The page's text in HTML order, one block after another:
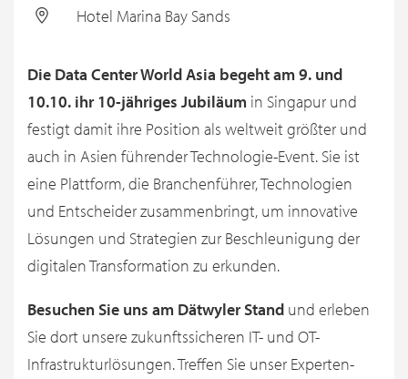
Hotel Marina Bay Sands
Die Data Center World Asia begeht am 9. und
10.10. ihr 10-jähriges Jubiläum in Singapur und
festigt damit ihre Position als weltweit größter und
auch in Asien führender Technologie-Event. Sie ist
eine Plattform, die Branchenführer, Technologien
und Entscheider zusammenbringt, um innovative
Lösungen und Strategien zur Beschleunigung der
digitalen Transformation zu erkunden.
Besuchen Sie uns am Dätwyler Stand und erleben
Sie dort unsere zukunftssicheren IT- und OT-
Infrastrukturlösungen. Treffen Sie unser Experten-